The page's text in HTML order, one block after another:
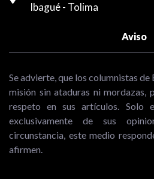
Ibagué - Tolima
Aviso
Se advierte, que los columnistas de
misión sin ataduras ni mordazas,
respeto en sus artículos. Solo
exclusivamente de sus
circunstancia, este medio
afirmen.